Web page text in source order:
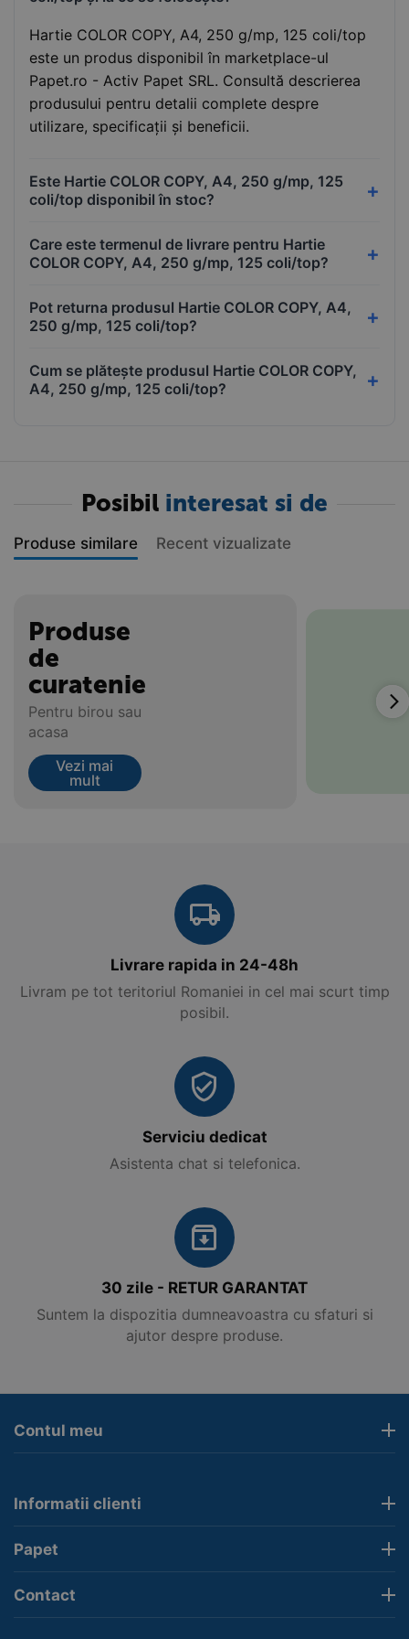
Hartie COLOR COPY, A4, 250 g/mp, 125 coli/top
este un produs disponibil în marketplace-ul
Papet.ro - Activ Papet SRL. Consultă descrierea
produsului pentru detalii complete despre
utilizare, specificații și beneficii.
Este Hartie COLOR COPY, A4, 250 g/mp, 125
coli/top disponibil în stoc?
Care este termenul de livrare pentru Hartie
COLOR COPY, A4, 250 g/mp, 125 coli/top?
Pot returna produsul Hartie COLOR COPY, A4,
250 g/mp, 125 coli/top?
Cum se plătește produsul Hartie COLOR COPY,
A4, 250 g/mp, 125 coli/top?
Posibil interesat si de
Produse similare Recent vizualizate
Produse
de
curatenie
Pentru birou sau
acasa
Vezi mai
mult
Livrare rapida in 24-48h
Livram pe tot teritoriul Romaniei in cel mai scurt timp
posibil.
Serviciu dedicat
Asistenta chat si telefonica.
30 zile - RETUR GARANTAT
Suntem la dispozitia dumneavoastra cu sfaturi si
ajutor despre produse.
Contul meu
Informatii clienti
Papet
Contact